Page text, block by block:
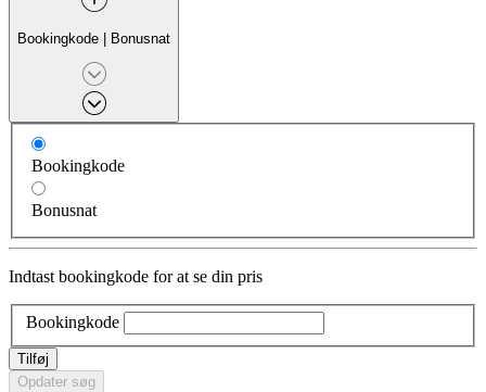
Bookingkode | Bonusnat
Bookingkode
Bonusnat
Indtast bookingkode for at se din pris
Bookingkode
Tilføj
Opdater søg